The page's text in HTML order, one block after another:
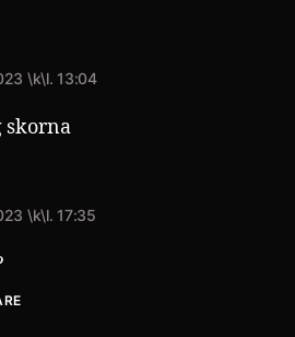
\k\l. 13:04
skorna
\k\l. 17:35